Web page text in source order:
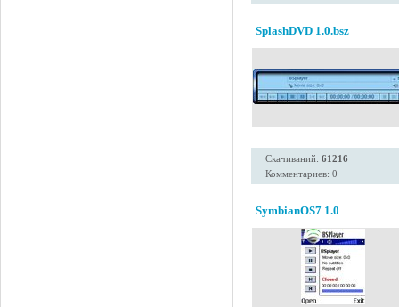
SplashDVD 1.0.bsz
Скачиваний: 61216
Комментариев: 0
SymbianOS7 1.0